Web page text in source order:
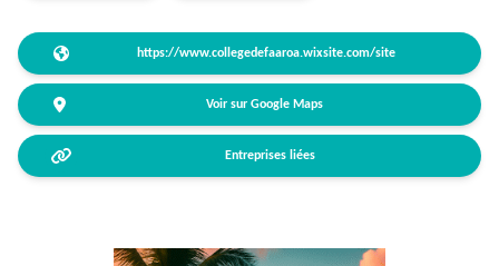
https://www.collegedefaaroa.wixsite.com/site
Voir sur Google Maps
Entreprises liées